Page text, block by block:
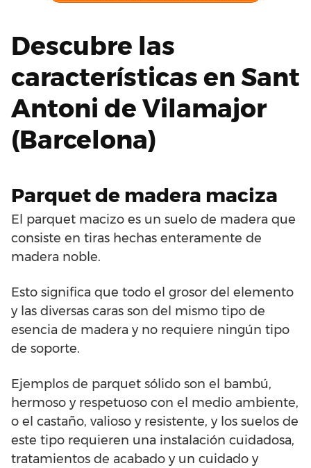
Descubre las
características en Sant
Antoni de Vilamajor
(Barcelona)
Parquet de madera maciza
El parquet macizo es un suelo de madera que
consiste en tiras hechas enteramente de
madera noble.
Esto significa que todo el grosor del elemento
y las diversas caras son del mismo tipo de
esencia de madera y no requiere ningún tipo
de soporte.
Ejemplos de parquet sólido son el bambú,
hermoso y respetuoso con el medio ambiente,
o el castaño, valioso y resistente, y los suelos de
este tipo requieren una instalación cuidadosa,
tratamientos de acabado y un cuidado y